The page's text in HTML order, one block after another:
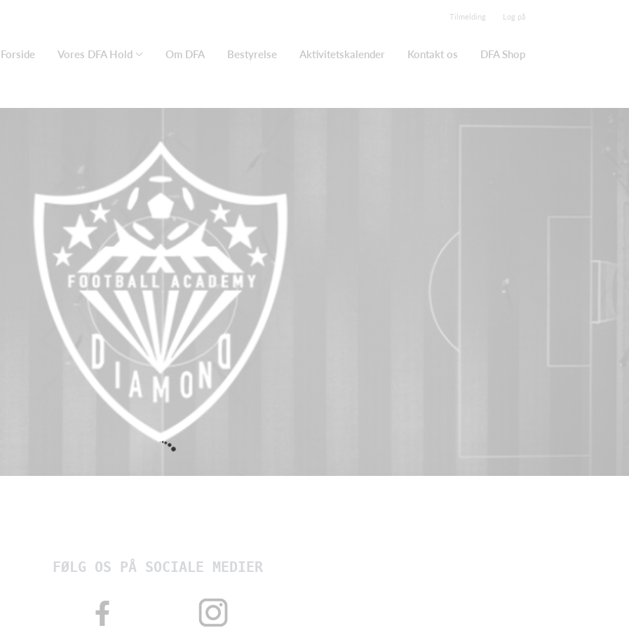
Tilmelding Log på
Forside Vores DFA Hold Om DFA Bestyrelse Aktivitetskalender Kontakt os DFA Shop
FØLG OS PÅ SOCIALE MEDIER